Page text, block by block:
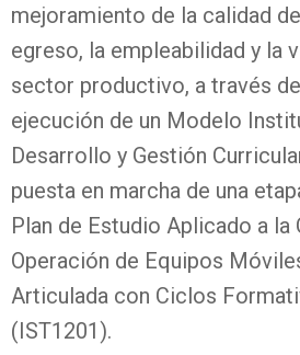
mejoramiento de la calidad
egreso, la empleabilidad y la
sector productivo, a través
ejecución de un Modelo
Desarrollo y Gestión
puesta en marcha de una
Plan de Estudio Aplicado a la
Operación de Equipos
Articulada con Ciclos
(IST1201).